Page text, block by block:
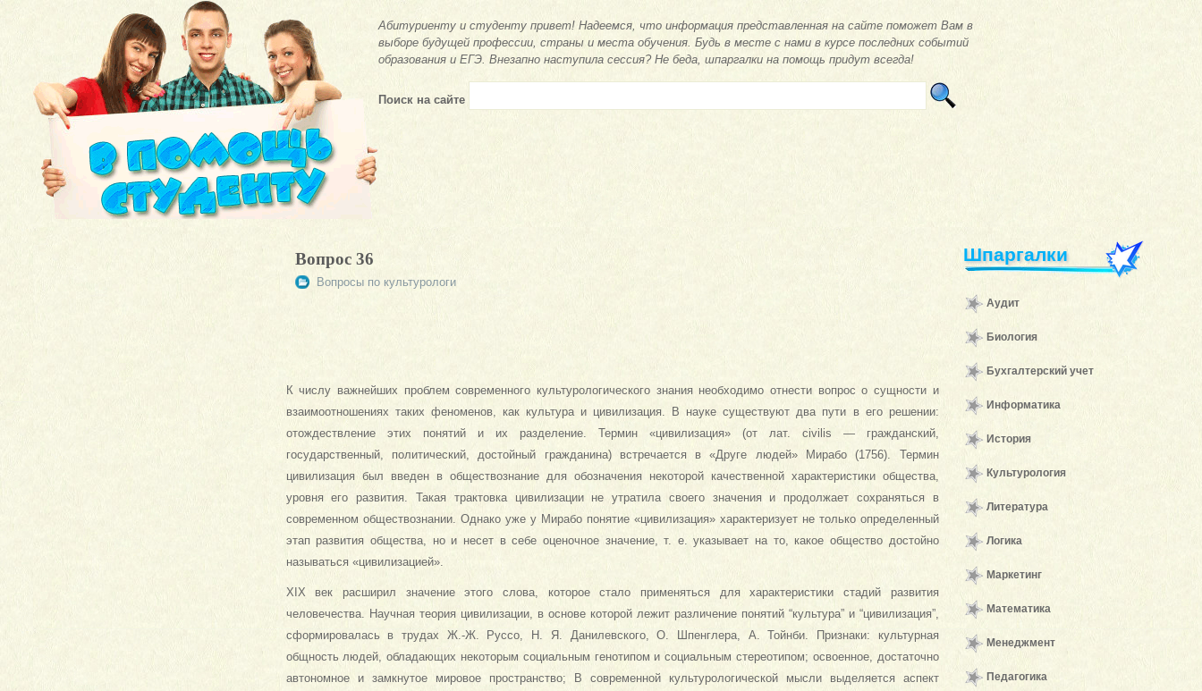
Абитуриенту и студенту привет! Надеемся, что информация представленная на сайте поможет Вам в
выборе будущей профессии, страны и места обучения. Будь в месте с нами в курсе последних событий
образования и ЕГЭ. Внезапно наступила сессия? Не беда, шпаргалки на помощь придут всегда!
Поиск на сайте
Вопрос 36
Вопросы по культурологи
К числу важнейших проблем современного культурологического знания необходимо отнести вопрос о сущности и
взаимоотношениях таких феноменов, как культура и цивилизация. В науке существуют два пути в его решении:
отождествление этих понятий и их разделение. Термин «цивилизация» (от лат. civilis — гражданский,
государственный, политический, достойный гражданина) встречается в «Друге людей» Мирабо (1756). Термин
цивилизация был введен в обществознание для обозначения некоторой качественной характеристики общества,
уровня его развития. Такая трактовка цивилизации не утратила своего значения и продолжает сохраняться в
современном обществознании. Однако уже у Мирабо понятие «цивилизация» характеризует не только определенный
этап развития общества, но и несет в себе оценочное значение, т. е. указывает на то, какое общество достойно
называться «цивилизацией».
XIX век расширил значение этого слова, которое стало применяться для характеристики стадий развития
человечества. Научная теория цивилизации, в основе которой лежит различение понятий “культура” и “цивилизация”,
сформировалась в трудах Ж.-Ж. Руссо, Н. Я. Данилевского, О. Шпенглера, А. Тойнби. Признаки: культурная
общность людей, обладающих некоторым социальным генотипом и социальным стереотипом; освоенное, достаточно
автономное и замкнутое мировое пространство; В современной культурологической мысли выделяется аспект
Шпаргалки
Аудит
Биология
Бухгалтерский учет
Информатика
История
Культурология
Литература
Логика
Маркетинг
Математика
Менеджмент
Педагогика